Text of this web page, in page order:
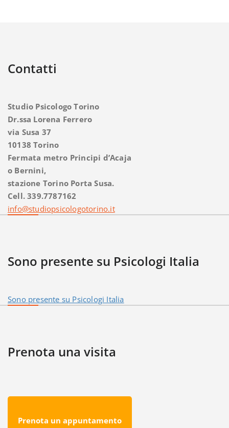
Contatti
Studio Psicologo Torino
Dr.ssa Lorena Ferrero
via Susa 37
10138 Torino
Fermata metro Principi d’Acaja
o Bernini,
stazione Torino Porta Susa.
Cell. 339.7787162
info@studiopsicologotorino.it
Sono presente su Psicologi Italia
Sono presente su Psicologi Italia
Prenota una visita
Prenota un appuntamento